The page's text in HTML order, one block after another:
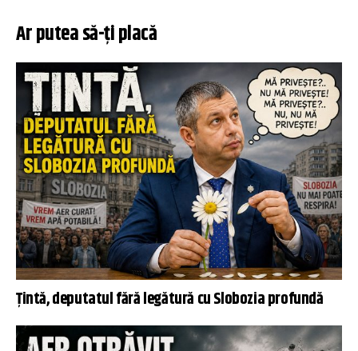
Ar putea să-ți placă
Țintă, deputatul fără legătură cu Slobozia profundă